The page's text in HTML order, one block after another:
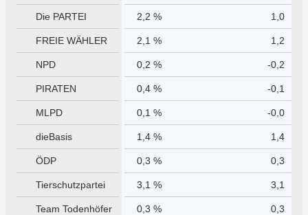
Die PARTEI 2,2 % 1,0
FREIE WÄHLER 2,1 % 1,2
NPD 0,2 % -0,2
PIRATEN 0,4 % -0,1
MLPD 0,1 % -0,0
dieBasis 1,4 % 1,4
ÖDP 0,3 % 0,3
Tierschutzpartei 3,1 % 3,1
Team Todenhöfer 0,3 % 0,3